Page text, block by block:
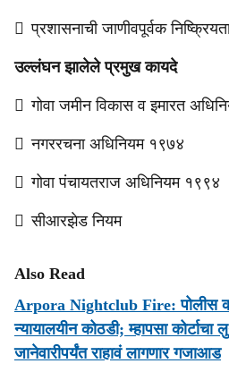
 प्रशासनाची जाणीवपूर्वक
उल्लंघन झालेले प्रमुख कायदे
 गोवा जमीन विकास व इमारत
 नगररचना अधिनियम १९७४
 गोवा पंचायतराज अधिनियम १९९४
 सीआरझेड नियम
Also Read
Arpora Nightclub Fire: पोलीस
न्यायालयीन कोठडी; म्हापसा
जानेवारीपर्यंत राहावं लागणार गजाआड